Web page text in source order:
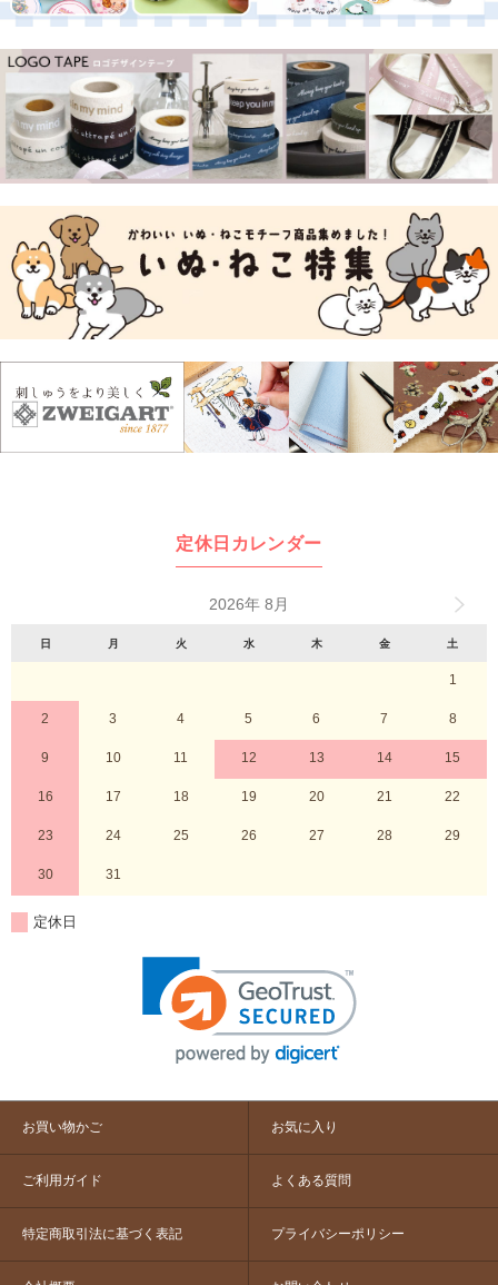
定休日カレンダー
2026年 8月
日 月 火 水 木 金 土
1
2 3 4 5 6 7 8
9 10 11 12 13 14 15
16 17 18 19 20 21 22
23 24 25 26 27 28 29
30 31
定休日
お買い物かご お気に入り
ご利用ガイド よくある質問
特定商取引法に基づく表記 プライバシーポリシー